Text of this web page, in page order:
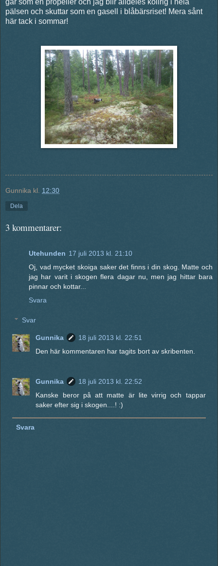
pälsen och skuttar som en gasell i blåbärsriset! Mera sånt
här tack i sommar!
Gunnika kl. 12:30
Dela
3 kommentarer:
Utehunden 17 juli 2013 kl. 21:10
Oj, vad mycket skoiga saker det finns i din skog. Matte och
jag har varit i skogen flera dagar nu, men jag hittar bara
pinnar och kottar...
Svara
Svar
Gunnika
18 juli 2013 kl. 22:51
Den här kommentaren har tagits bort av skribenten.
Gunnika
18 juli 2013 kl. 22:52
Kanske beror på att matte är lite virrig och tappar
saker efter sig i skogen....! :)
Svara